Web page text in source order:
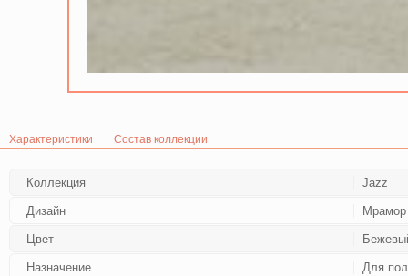
Характеристики Состав коллекции
Коллекция Jazz
Дизайн Мрамор
Цвет
Назначение Для